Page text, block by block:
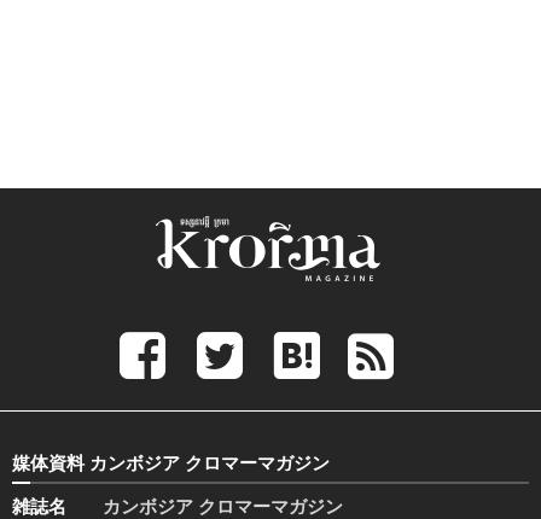
媒体資料 カンボジア クロマーマガジン
雑誌名
カンボジア クロマーマガジン